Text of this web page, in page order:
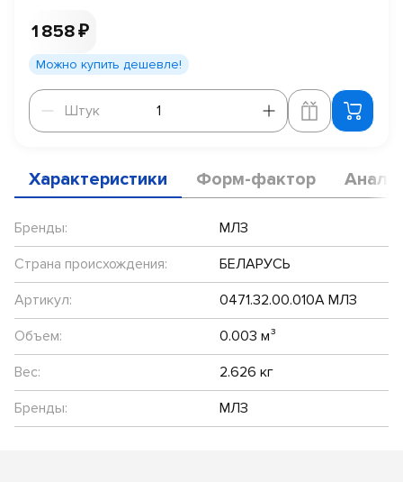
1 858 ₽
Можно купить дешевле!
Штук
Штук
Характеристики Форм-фактор
Бренды:
МЛЗ
Страна происхождения:
БЕЛАРУСЬ
Артикул:
0471.32.00.010А МЛЗ
Объем:
0.003 м³
Вес:
2.626 кг
Бренды:
МЛЗ